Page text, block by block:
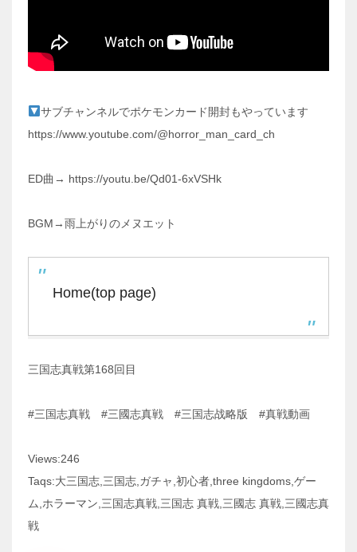
サブチャンネルでポケモンカード開封もやっています
https://www.youtube.com/@horror_man_card_ch
ED曲→ https://youtu.be/Qd01-6xVSHk
BGM→雨上がりのメヌエット
Home(top page)
三国志真戦第168回目
#三国志真戦 #三國志真戦 #三国志战略版 #真戦動画
Views:246
Taqs:大三国志,三国志,ガチャ,初心者,three kingdoms,ゲー
ム,ホラーマン,三国志真戦,三国志 真戦,三國志 真戦,三國志真
戦